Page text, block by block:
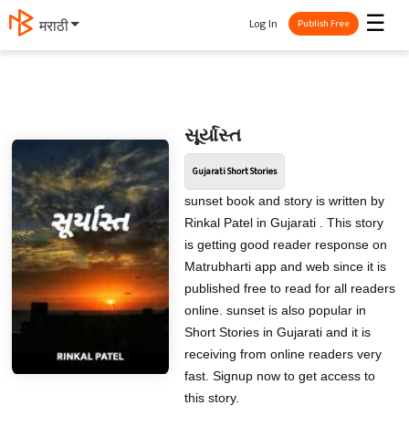
मराठी ☰
Log In Publish Free
સૂર્યાસ્ત
Gujarati Short Stories
sunset book and story is written by
Rinkal Patel in Gujarati . This story
is getting good reader response on
Matrubharti app and web since it is
published free to read for all readers
online. sunset is also popular in
Short Stories in Gujarati and it is
receiving from online readers very
fast. Signup now to get access to
this story.